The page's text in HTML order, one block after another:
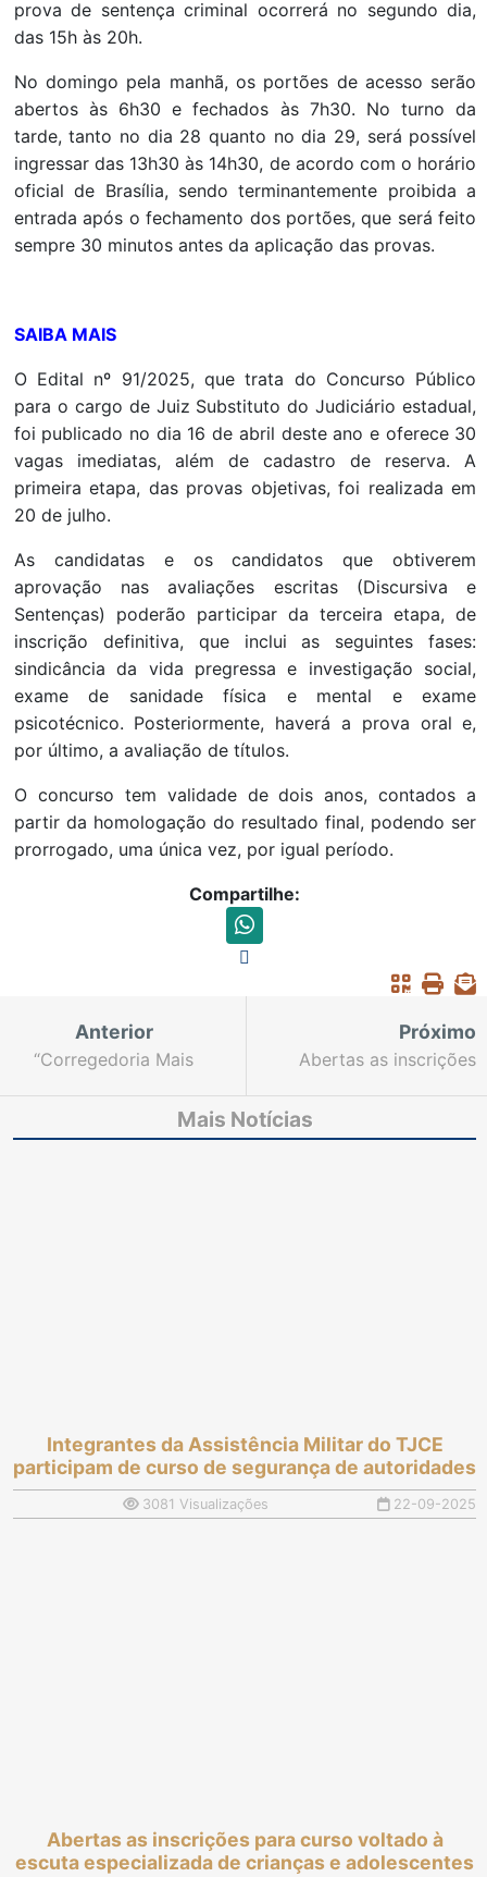
prova de sentença criminal ocorrerá no segundo dia,
das 15h às 20h.
No domingo pela manhã, os portões de acesso serão
abertos às 6h30 e fechados às 7h30. No turno da
tarde, tanto no dia 28 quanto no dia 29, será possível
ingressar das 13h30 às 14h30, de acordo com o horário
oficial de Brasília, sendo terminantemente proibida a
entrada após o fechamento dos portões, que será feito
sempre 30 minutos antes da aplicação das provas.
SAIBA MAIS
O Edital nº 91/2025, que trata do Concurso Público
para o cargo de Juiz Substituto do Judiciário estadual,
foi publicado no dia 16 de abril deste ano e oferece 30
vagas imediatas, além de cadastro de reserva. A
primeira etapa, das provas objetivas, foi realizada em
20 de julho.
As candidatas e os candidatos que obtiverem
aprovação nas avaliações escritas (Discursiva e
Sentenças) poderão participar da terceira etapa, de
inscrição definitiva, que inclui as seguintes fases:
sindicância da vida pregressa e investigação social,
exame de sanidade física e mental e exame
psicotécnico. Posteriormente, haverá a prova oral e,
por último, a avaliação de títulos.
O concurso tem validade de dois anos, contados a
partir da homologação do resultado final, podendo ser
prorrogado, uma única vez, por igual período.
Compartilhe:
Anterior
“Corregedoria Mais
da 13ª Zona Judiciária
Próximo
Abertas as inscrições
escuta especializada de
crianças e adolescentes
Mais Notícias
Integrantes da Assistência Militar do TJCE
participam de curso de segurança de autoridades
3081 Visualizações 22-09-2025
Abertas as inscrições para curso voltado à
escuta especializada de crianças e adolescentes